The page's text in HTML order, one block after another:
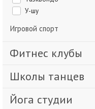
У-шу
Игровой спорт
Фитнес клубы
Школы танцев
Йога студии